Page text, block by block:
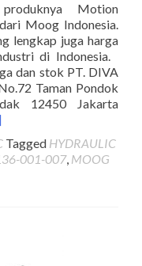
Motion
Moog Indonesia.
lengkap juga harga
di Indonesia.
dan stok PT. DIVA
Taman Pondok
12450 Jakarta
Tagged HYDRAULIC
001-007, MOOG